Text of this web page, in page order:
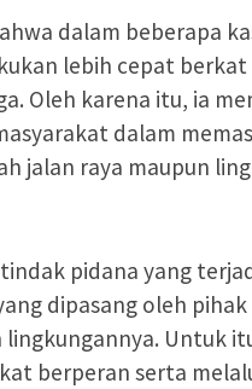
dalam beberapa
lebih cepat berkat
Oleh karena itu, ia
dalam
jalan raya maupun
tindak pidana yang
dipasang oleh
Untuk
berperan serta